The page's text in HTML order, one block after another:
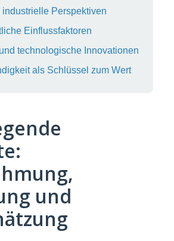
industrielle Perspektiven
Einflussfaktoren
technologische Innovationen
als Schlüssel zum Wert
und